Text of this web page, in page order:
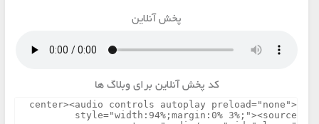
پخش آنلاین
کد پخش آنلاین برای وبلاگ ها